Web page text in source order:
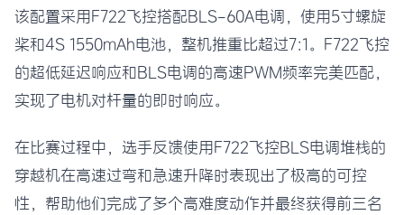
该配置采用F722飞控搭配BLS-60A电调，使用5寸螺旋
桨和4S 1550mAh电池，整机推重比超过7:1。F722飞控
的超低延迟响应和BLS电调的高速PWM频率完美匹配，
实现了电机对杆量的即时响应。
在比赛过程中，选手反馈使用F722飞控BLS电调堆栈的
穿越机在高速过弯和急速升降时表现出了极高的可控
性，帮助他们完成了多个高难度动作并最终获得前三名